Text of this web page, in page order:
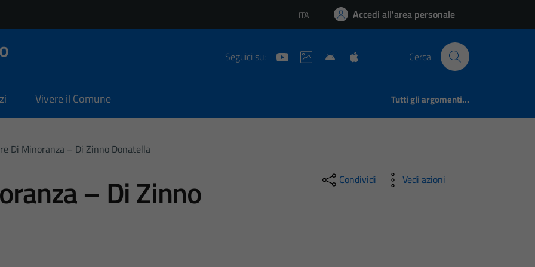
Lingua attiva:
ITA Accedi all'area personale
Seguici su: Cerca
Vivere il Comune Tutti gli argomenti...
Di Minoranza – Di Zinno Donatella
– Di Zinno
Condividi Vedi azioni